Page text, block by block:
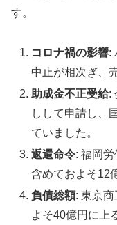
す。
コロナ禍の影響:
中止が相次ぎ、
助成金不正受給:
しして申請し、
ていました。
返還命令: 福岡
含めておよそ12
負債総額: 東京
よそ40億円に上